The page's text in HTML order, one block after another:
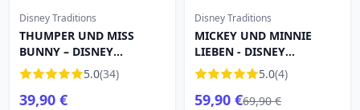
Disney Traditions
THUMPER UND MISS
BUNNY – DISNEY
TRADITIONS5.0(34)
39,90 €
Disney Traditions
MICKEY UND MINNIE
LIEBEN - DISNEY
TRADITIONS5.0(4)
59,90 €69,90 €